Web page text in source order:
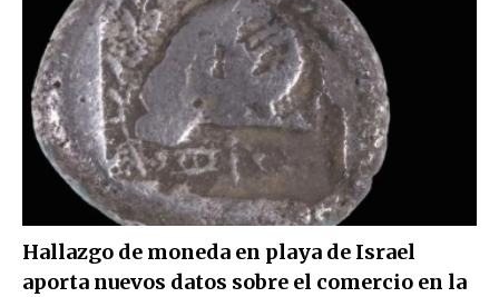
Hallazgo de moneda en playa de Israel
aporta nuevos datos sobre el comercio en la